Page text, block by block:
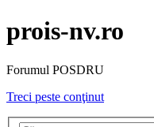
prois-nv.ro
Forumul POSDRU
Treci peste conţinut